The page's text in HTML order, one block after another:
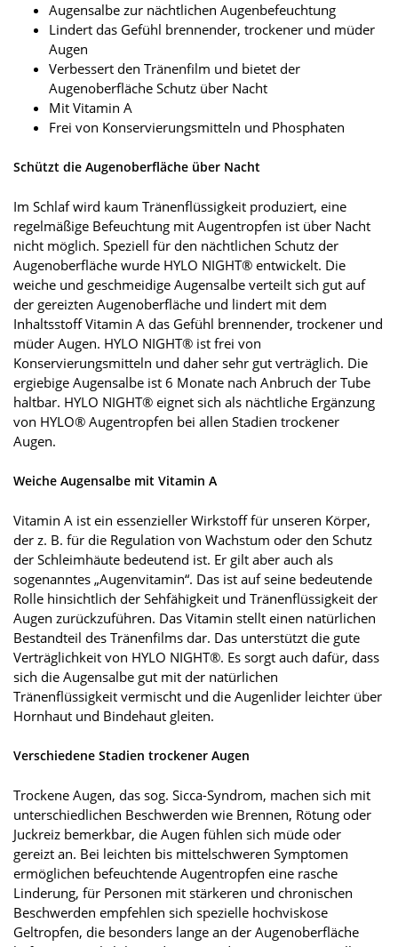
Augensalbe zur nächtlichen Augenbefeuchtung
Lindert das Gefühl brennender, trockener und müder
Augen
Verbessert den Tränenfilm und bietet der
Augenoberfläche Schutz über Nacht
Mit Vitamin A
Frei von Konservierungsmitteln und Phosphaten
Schützt die Augenoberfläche über Nacht
Im Schlaf wird kaum Tränenflüssigkeit produziert, eine
regelmäßige Befeuchtung mit Augentropfen ist über Nacht
nicht möglich. Speziell für den nächtlichen Schutz der
Augenoberfläche wurde HYLO NIGHT® entwickelt. Die
weiche und geschmeidige Augensalbe verteilt sich gut auf
der gereizten Augenoberfläche und lindert mit dem
Inhaltsstoff Vitamin A das Gefühl brennender, trockener und
müder Augen. HYLO NIGHT® ist frei von
Konservierungsmitteln und daher sehr gut verträglich. Die
ergiebige Augensalbe ist 6 Monate nach Anbruch der Tube
haltbar. HYLO NIGHT® eignet sich als nächtliche Ergänzung
von HYLO® Augentropfen bei allen Stadien trockener
Augen.
Weiche Augensalbe mit Vitamin A
Vitamin A ist ein essenzieller Wirkstoff für unseren Körper,
der z. B. für die Regulation von Wachstum oder den Schutz
der Schleimhäute bedeutend ist. Er gilt aber auch als
sogenanntes „Augenvitamin“. Das ist auf seine bedeutende
Rolle hinsichtlich der Sehfähigkeit und Tränenflüssigkeit der
Augen zurückzuführen. Das Vitamin stellt einen natürlichen
Bestandteil des Tränenfilms dar. Das unterstützt die gute
Verträglichkeit von HYLO NIGHT®. Es sorgt auch dafür, dass
sich die Augensalbe gut mit der natürlichen
Tränenflüssigkeit vermischt und die Augenlider leichter über
Hornhaut und Bindehaut gleiten.
Verschiedene Stadien trockener Augen
Trockene Augen, das sog. Sicca-Syndrom, machen sich mit
unterschiedlichen Beschwerden wie Brennen, Rötung oder
Juckreiz bemerkbar, die Augen fühlen sich müde oder
gereizt an. Bei leichten bis mittelschweren Symptomen
ermöglichen befeuchtende Augentropfen eine rasche
Linderung, für Personen mit stärkeren und chronischen
Beschwerden empfehlen sich spezielle hochviskose
Geltropfen, die besonders lange an der Augenoberfläche